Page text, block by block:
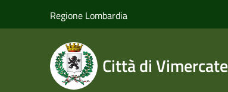
Regione Lombardia
Città di Vimercate